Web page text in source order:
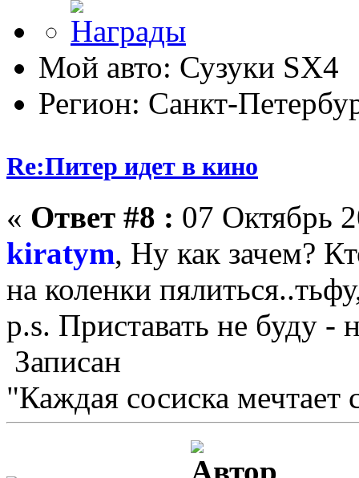
Мой авто: Сузуки SХ4
Регион: Санкт-
Re:Питер идет в кино
« Ответ #8 : 07 Октябрь
kiratym, Ну как зачем?
на коленки
p.s. Приставать не буду -
Записан
"Каждая сосиска мечтает